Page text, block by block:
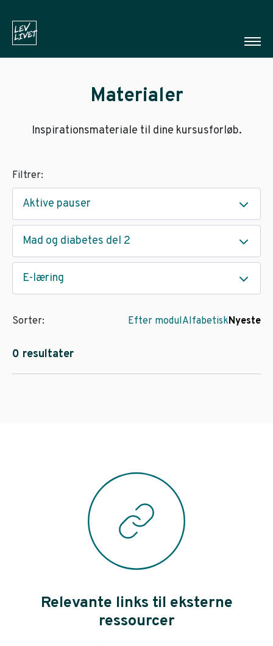
Materialer
Inspirationsmateriale til dine kursusforløb.
Filtrer:
Aktive pauser
Mad og diabetes del 2
E-læring
0 resultater
Sorter: Efter modulAlfabetiskNyeste
Relevante links til eksterne
ressourcer